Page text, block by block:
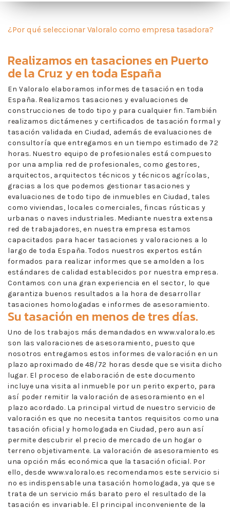
¿Por qué seleccionar Valoralo como empresa tasadora?
Realizamos entasaciones en Puerto
de la Cruz y en toda España
En Valoralo elaboramos informes de tasación en toda
España. Realizamos tasaciones y evaluaciones de
construcciones de todo tipo y para cualquier fin. También
realizamos dictámenes y certificados de tasación formal y
tasación validada en Ciudad, además de evaluaciones de
consultoría que entregamos en un tiempo estimado de 72
horas. Nuestro equipo de profesionales está compuesto
por una amplia red de profesionales, como gestores,
arquitectos, arquitectos técnicos y técnicos agrícolas,
gracias a los que podemos gestionar tasaciones y
evaluaciones de todo tipo de inmuebles en Ciudad, tales
como viviendas, locales comerciales, fincas rústicas y
urbanas o naves industriales. Mediante nuestra extensa
red de trabajadores, en nuestra empresa estamos
capacitados para hacer tasaciones y valoraciones a lo
largo de toda España. Todos nuestros expertos están
formados para realizar informes que se amolden a los
estándares de calidad establecidos por nuestra empresa.
Contamos con una gran experiencia en el sector, lo que
garantiza buenos resultados a la hora de desarrollar
tasaciones homologadas e informes de asesoramiento.
Su tasación en menos de tres días.
Uno de los trabajos más demandados en www.valoralo.es
son las valoraciones de asesoramiento, puesto que
nosotros entregamos estos informes de valoración en un
plazo aproximado de 48/72 horas desde que se visita dicho
lugar. El proceso de elaboración de este documento
incluye una visita al inmueble por un perito experto, para
así poder remitir la valoración de asesoramiento en el
plazo acordado. La principal virtud de nuestro servicio de
valoración es que no necesita tantos requisitos como una
tasación oficial y homologada en Ciudad, pero aun así
permite descubrir el precio de mercado de un hogar o
terreno objetivamente. La valoración de asesoramiento es
una opción más económica que la tasación oficial. Por
ello, desde www.valoralo.es recomendamos este servicio si
no es indispensable una tasación homologada, ya que se
trata de un servicio más barato pero el resultado de la
tasación es invariable. El principal inconveniente de la